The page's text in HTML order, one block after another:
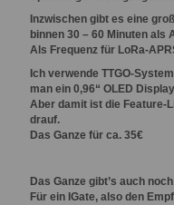
Inzwischen gibt es eine
binnen 30 – 60 Minuten als
Als Frequenz für LoRa-
Ich verwende TTGO-
man ein 0,96“ OLED
Aber damit ist die Feature-
drauf.
Das Ganze für ca. 35€
Das Ganze gibt’s auch
Für ein IGate, also den